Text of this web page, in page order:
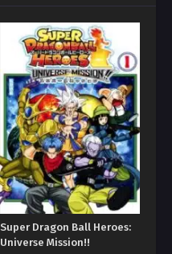
Super Dragon Ball Heroes:
Universe Mission!!